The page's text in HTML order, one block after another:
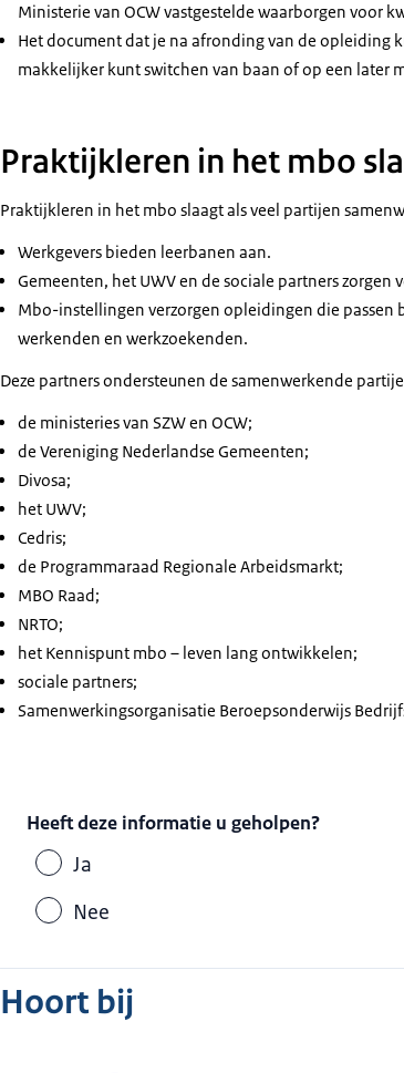
Ministerie van OCW vastgestelde waarborgen voor
Het document dat je na afronding van de opleiding
makkelijker kunt switchen van baan of op een later
Praktijkleren in het mbo
Praktijkleren in het mbo slaagt als veel partijen
Werkgevers bieden leerbanen aan.
Gemeenten, het UWV en de sociale partners
Mbo-instellingen verzorgen opleidingen die
werkenden en werkzoekenden.
Deze partners ondersteunen de samenwerkende
de ministeries van SZW en OCW;
de Vereniging Nederlandse Gemeenten;
Divosa;
het UWV;
Cedris;
de Programmaraad Regionale Arbeidsmarkt;
MBO Raad;
NRTO;
het Kennispunt mbo – leven lang ontwikkelen;
sociale partners;
Samenwerkingsorganisatie Beroepsonderwijs
Heeft deze informatie u geholpen?
Ja
Nee
Hoort bij